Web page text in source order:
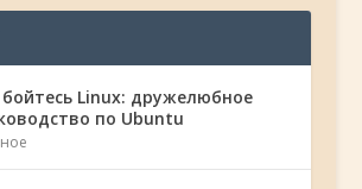
Linux: дружелюбное
по Ubuntu